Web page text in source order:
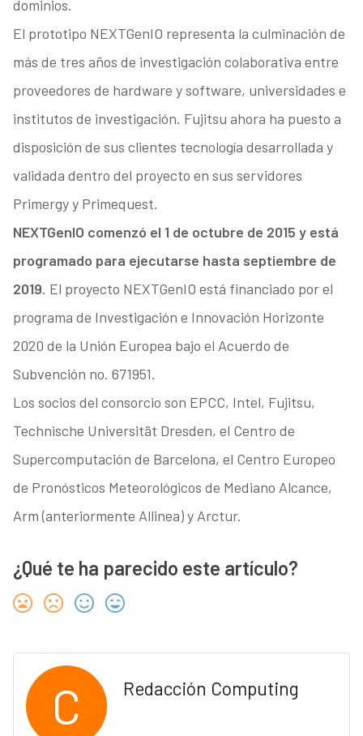
dominios.
El prototipo NEXTGenIO representa la culminación de
más de tres años de investigación colaborativa entre
proveedores de hardware y software, universidades e
institutos de investigación. Fujitsu ahora ha puesto a
disposición de sus clientes tecnología desarrollada y
validada dentro del proyecto en sus servidores
Primergy y Primequest.
NEXTGenIO comenzó el 1 de octubre de 2015 y está
programado para ejecutarse hasta septiembre de
2019. El proyecto NEXTGenIO está financiado por el
programa de Investigación e Innovación Horizonte
2020 de la Unión Europea bajo el Acuerdo de
Subvención no. 671951.
Los socios del consorcio son EPCC, Intel, Fujitsu,
Technische Universität Dresden, el Centro de
Supercomputación de Barcelona, el Centro Europeo
de Pronósticos Meteorológicos de Mediano Alcance,
Arm (anteriormente Allinea) y Arctur.
¿Qué te ha parecido este artículo?
C Redacción Computing